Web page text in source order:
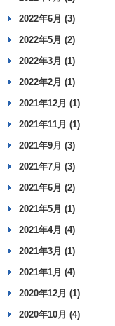
2022年6月 (3)
2022年5月 (2)
2022年3月 (1)
2022年2月 (1)
2021年12月 (1)
2021年11月 (1)
2021年9月 (3)
2021年7月 (3)
2021年6月 (2)
2021年5月 (1)
2021年4月 (4)
2021年3月 (1)
2021年1月 (4)
2020年12月 (1)
2020年10月 (4)